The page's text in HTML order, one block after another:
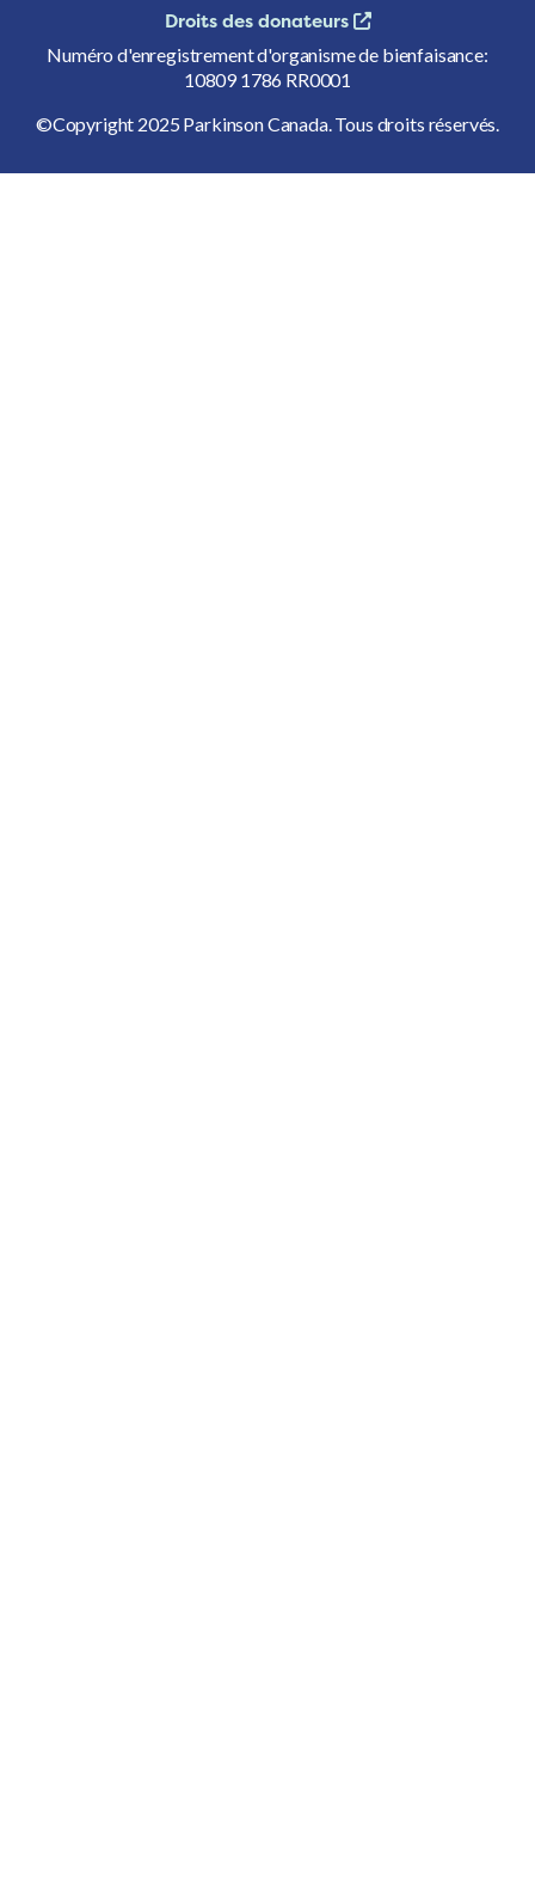
Droits des donateurs
Numéro d'enregistrement d'organisme de bienfaisance:
10809 1786 RR0001
©Copyright 2025 Parkinson Canada. Tous droits réservés.